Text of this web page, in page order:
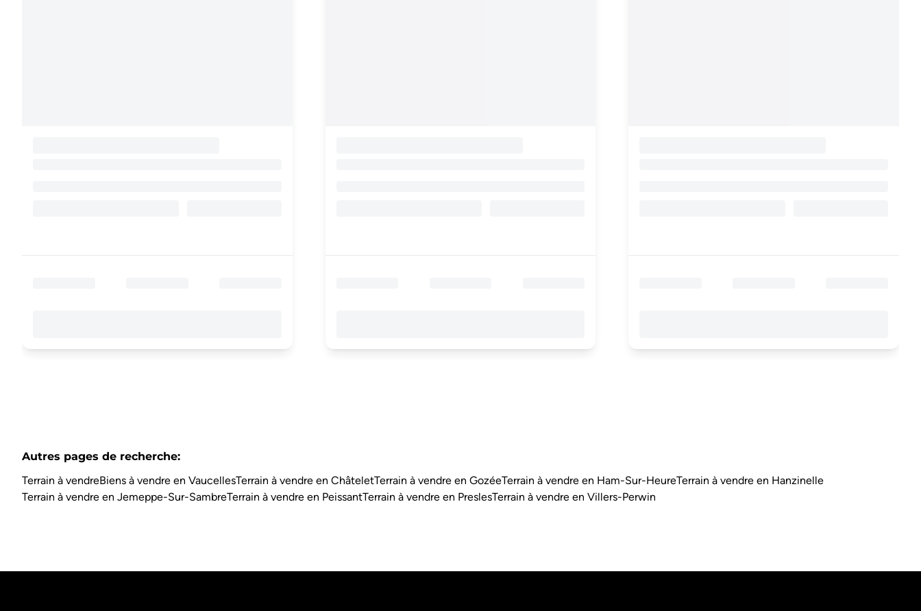
Autres pages de recherche:
Terrain à vendreBiens à vendre en VaucellesTerrain à vendre en ChâteletTerrain à vendre en GozéeTerrain à vendre en Ham-Sur-HeureTerrain à vendre en Hanzinelle
Terrain à vendre en Jemeppe-Sur-SambreTerrain à vendre en PeissantTerrain à vendre en PreslesTerrain à vendre en Villers-Perwin